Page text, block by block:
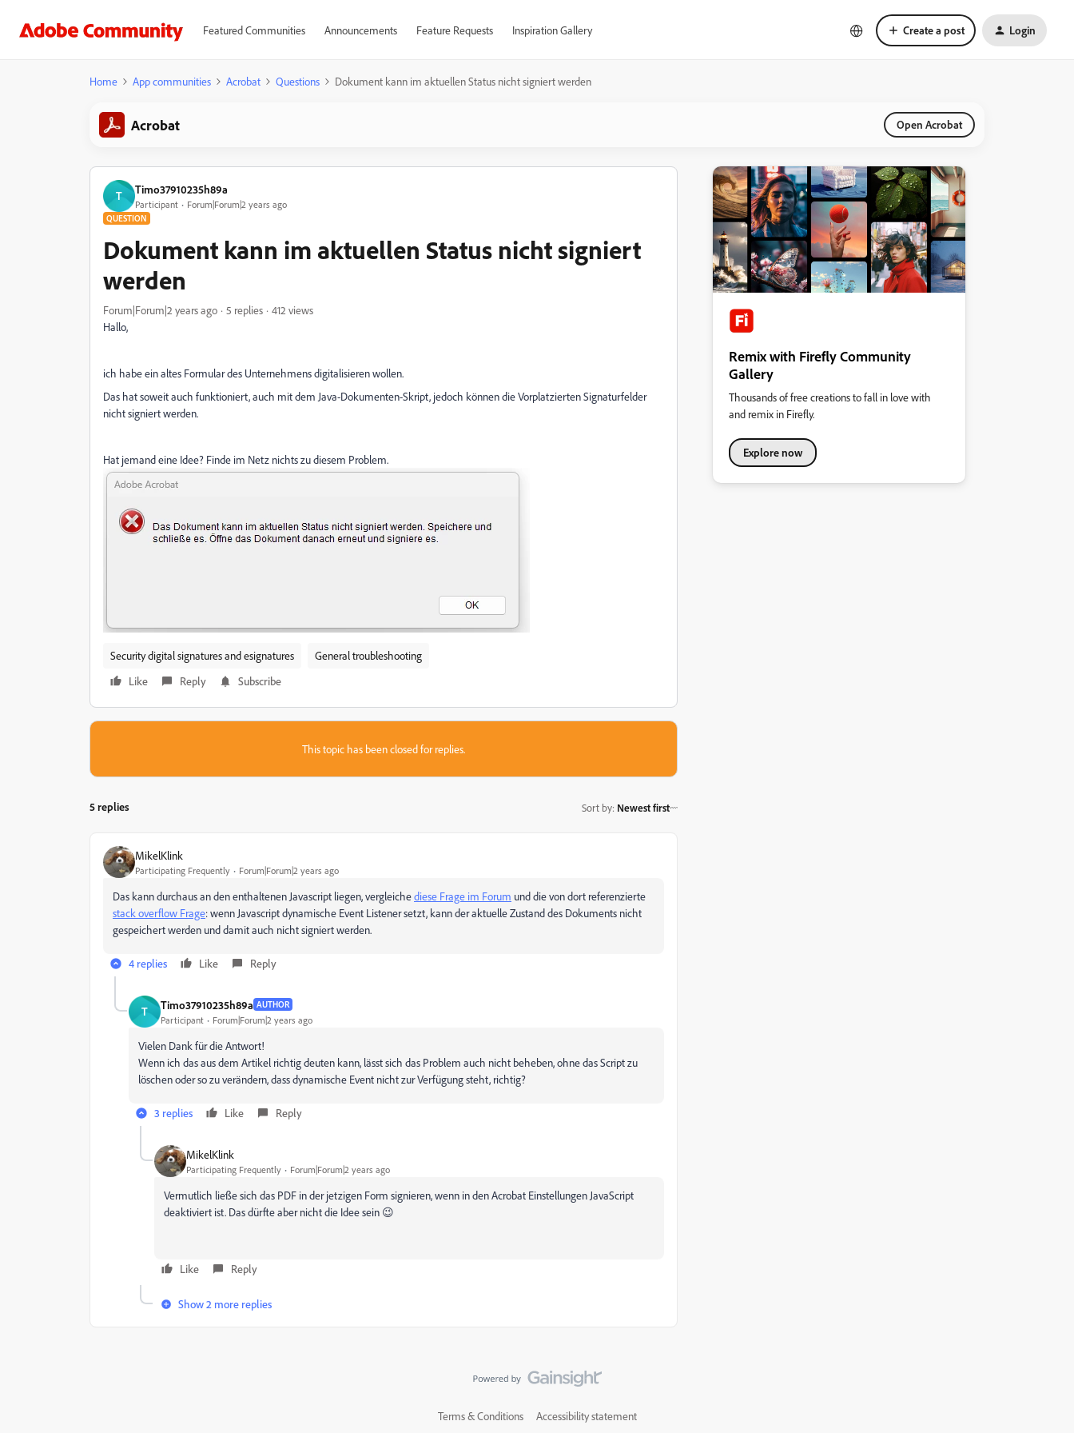
Featured Communities Announcements Feature Requests Inspiration Gallery Create a post Login
Home App communities Acrobat Questions Dokument kann im aktuellen Status nicht signiert werden
Acrobat Open Acrobat
T Timo37910235h89a
Participant Forum|Forum|2 years ago
QUESTION
Dokument kann im aktuellen Status nicht signiert
werden
Forum|Forum|2 years ago 5 replies
412 views
Hallo,
ich habe ein altes Formular des Unternehmens digitalisieren wollen.
Das hat soweit auch funktioniert, auch mit dem Java-Dokumenten-Skript, jedoch können die Vorplatzierten Signaturfelder
nicht signiert werden.
Hat jemand eine Idee? Finde im Netz nichts zu diesem Problem.
Security digital signatures and esignatures
General troubleshooting
Like
Reply Subscribe
This topic has been closed for replies.
5 replies Sort by: Newest first
MikelKlink
Participating Frequently Forum|Forum|2 years ago
Das kann durchaus an den enthaltenen Javascript liegen, vergleichediese Frage im Forum und die von dort referenzierte
stack overflow Frage: wenn Javascript dynamische Event Listener setzt, kann der aktuelle Zustand des Dokuments nicht
gespeichert werden und damit auch nicht signiert werden.
4 replies Like Reply
T Timo37910235h89a AUTHOR
Participant Forum|Forum|2 years ago
Vielen Dank für die Antwort!
Wenn ich das aus dem Artikel richtig deuten kann, lässt sich das Problem auch nicht beheben, ohne das Script zu
löschen oder so zu verändern, dass dynamische Event nicht zur Verfügung steht, richtig?
3 replies Like Reply
MikelKlink
Participating Frequently Forum|Forum|2 years ago
Vermutlich ließe sich das PDF in der jetzigen Form signieren, wenn in den Acrobat Einstellungen JavaScript
deaktiviert ist. Das dürfte aber nicht die Idee sein 😉
Like Reply
Show 2 more replies
Remix with Firefly Community
Gallery
Thousands of free creations to fall in love with
and remix in Firefly.
Explore now
Terms & Conditions Accessibility statement